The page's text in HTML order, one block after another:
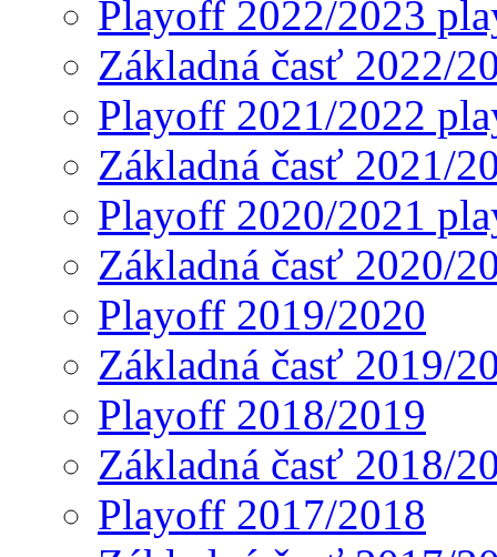
Playoff 2022/2023
Základná časť 2022/
Playoff 2021/2022
Základná časť 2021/
Playoff 2020/2021
Základná časť 2020/
Playoff 2019/2020
Základná časť 2019/
Playoff 2018/2019
Základná časť 2018/
Playoff 2017/2018